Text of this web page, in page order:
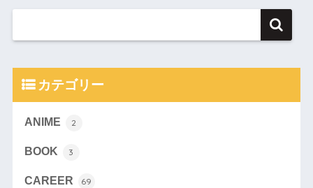
カテゴリー
ANIME 2
BOOK 3
CAREER 69